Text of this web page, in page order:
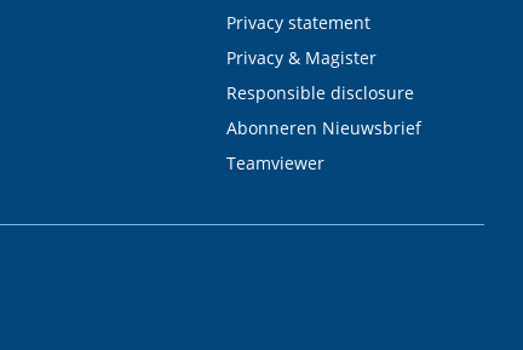
Privacy statement
Privacy & Magister
Responsible disclosure
Abonneren Nieuwsbrief
Teamviewer